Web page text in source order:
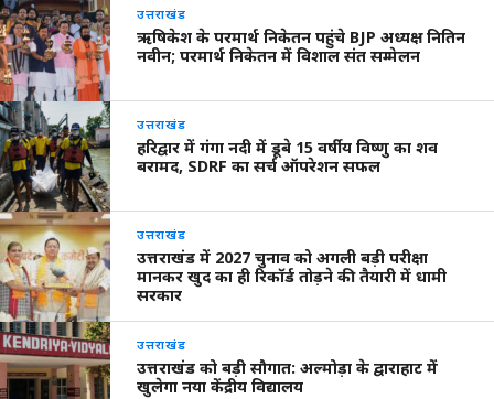
उत्तराखंड
ऋषिकेश के परमार्थ निकेतन पहुंचे BJP अध्यक्ष नितिन
नवीन; परमार्थ निकेतन में विशाल संत सम्मेलन
उत्तराखंड
हरिद्वार में गंगा नदी में डूबे 15 वर्षीय विष्णु का शव
बरामद, SDRF का सर्च ऑपरेशन सफल
उत्तराखंड
उत्तराखंड में 2027 चुनाव को अगली बड़ी परीक्षा
मानकर खुद का ही रिकॉर्ड तोड़ने की तैयारी में धामी
सरकार
उत्तराखंड
उत्तराखंड को बड़ी सौगात: अल्मोड़ा के द्वाराहाट में
खुलेगा नया केंद्रीय विद्यालय